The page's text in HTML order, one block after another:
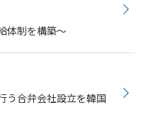
体制を構築～
う合弁会社設立を韓国